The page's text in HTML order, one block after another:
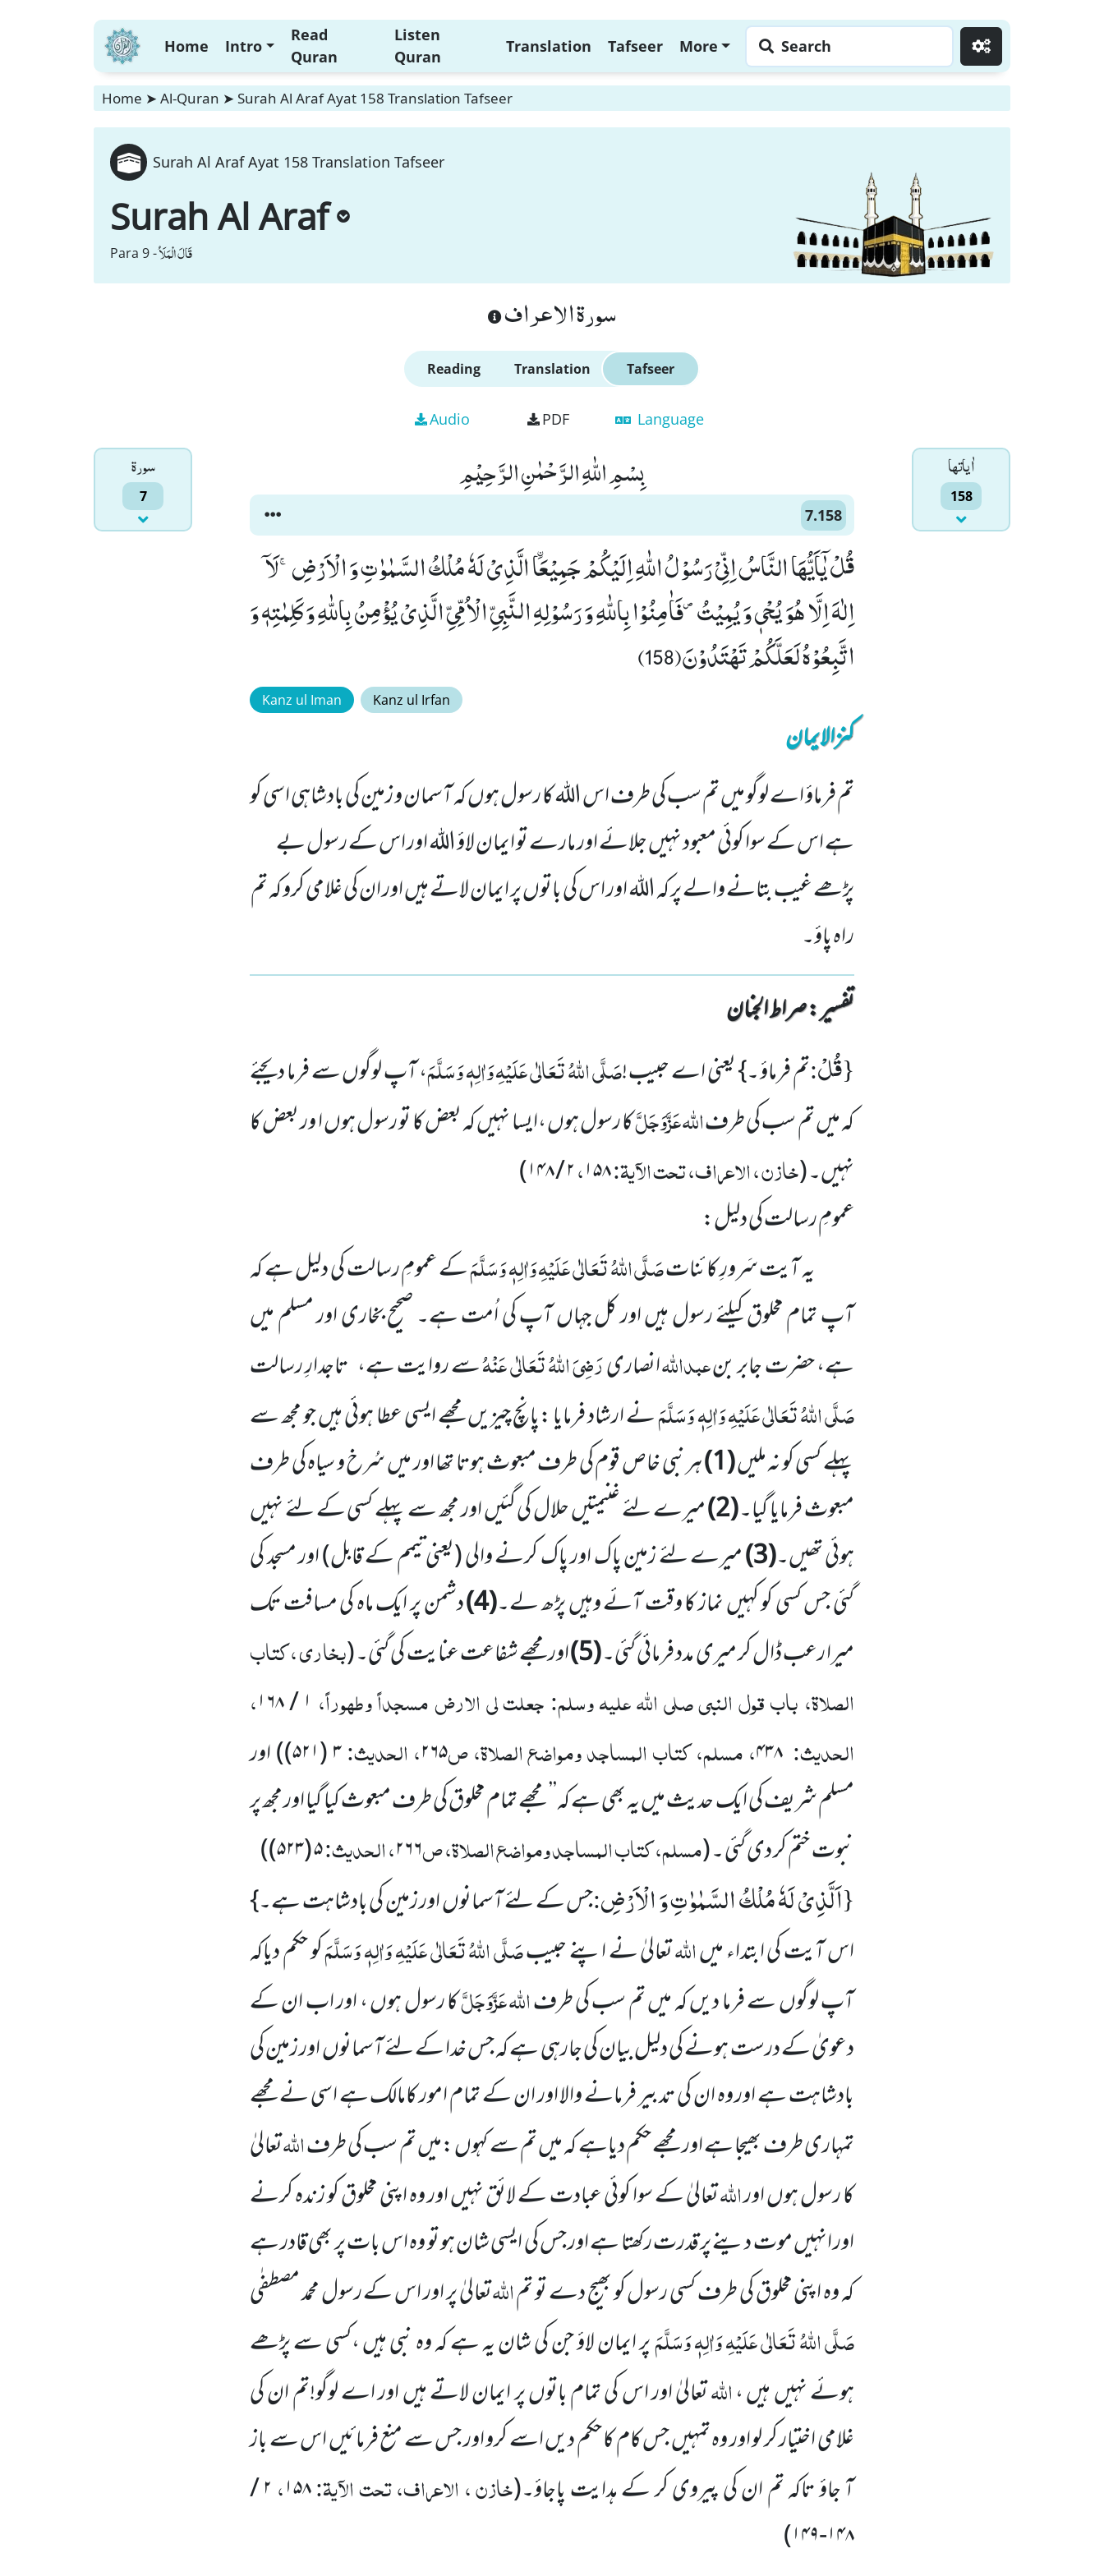
Home Intro
Read
Quran
Listen
Quran
Translation Tafseer More Search
Home ➤ Al-Quran ➤ Surah Al Araf Ayat 158 Translation Tafseer
Surah Al Araf Ayat 158 Translation Tafseer
Surah Al Araf
Para 9 -قَالَ الْمَلَاُ
سورة الاعراف
Reading Translation Tafseer
Audio PDF Language
سورۃ
7
اٰياتها
158
بِسْمِ اللّٰهِ الرَّحْمٰنِ الرَّحِیْمِ
7.158
قُلْ یٰۤاَیُّهَا النَّاسُ اِنِّیْ رَسُوْلُ اللّٰهِ اِلَیْكُمْ جَمِیْعَاﰳ الَّذِیْ لَهٗ مُلْكُ السَّمٰوٰتِ وَ الْاَرْضِۚ-لَاۤ
اِلٰهَ اِلَّا هُوَ یُحْیٖ وَ یُمِیْتُ۪-فَاٰمِنُوْا بِاللّٰهِ وَ رَسُوْلِهِ النَّبِیِّ الْاُمِّیِّ الَّذِیْ یُؤْمِنُ بِاللّٰهِ وَ كَلِمٰتِهٖ وَ
اتَّبِعُوْهُ لَعَلَّكُمْ تَهْتَدُوْنَ(158)
Kanz ul Iman Kanz ul Irfan
کنزالایمان
تم فرماؤ اے لوگو میں تم سب کی طرف اس اللہ کا رسول ہوں کہ آسمان و زمین کی بادشاہی اسی کو
ہے اس کے سوا کوئی معبود نہیں جلائے اور مارے تو ایمان لاؤ اللہ اور اس کے رسول بے
پڑھے غیب بتانے والے پر کہ اللہ اور اس کی باتوں پر ایمان لاتے ہیں اور ان کی غلامی کرو کہ تم
راہ پاؤ۔
تفسیر : ‎صراط الجنان
{قُلْ:تم فرماؤ ۔} یعنی اے حبیب !صَلَّی اللہُ تَعَالٰی عَلَیْہِ وَاٰلِہٖ وَسَلَّمَ، آپ لوگوں سے فرما دیجئے
کہ میں تم سب کی طرفاللہعَزَّوَجَلَّکا رسول ہوں ،ایسا نہیں کہ بعض کا تو رسول ہوں ا ور بعض کا
نہیں۔(خازن ، الاعراف، تحت الآیۃ:۱۵۸،۲ / ۱۴۸
)
عمومِ رسالت کی دلیل:
یہ آیت سَرورِ کائناتصَلَّی اللہُ تَعَالٰی عَلَیْہِ وَاٰلِہٖ وَسَلَّمَکے عمومِ رسالت کی دلیل ہے کہ
آپ تمام مخلوق کیلئے رسول ہیں اور کل جہاں آپ کی اُمت ہے۔ صحیح بخاری اور مسلم میں
ہے، حضرت جابر بنعبداللہانصاریرَضِیَ اللہُ تَعَالٰی عَنْہُسے روایت ہے، تاجدارِ رسالت
صَلَّی اللہُ تَعَالٰی عَلَیْہِ وَاٰلِہٖ وَسَلَّمَنے ارشاد فرمایا :پانچ چیزیں مجھے ایسی عطا ہوئی ہیں جو مجھ سے
پہلے کسی کو نہ ملیں(1) ہر نبی خاص قوم کی طرف مبعوث ہوتا تھا اور میں سُرخ و سیاہ کی طرف
مبعوث فرمایا گیا۔(2) میرے لئے غنیمتیں حلال کی گئیں اور مجھ سے پہلے کسی کے لئے نہیں
ہوئی تھیں۔(3) میرے لئے زمین پاک اور پاک کرنے والی(یعنی تیمم کے قابل)اور مسجد کی
گئی جس کسی کو کہیں نماز کا وقت آئے وہیں پڑھ لے۔(4) دشمن پر ایک ماہ کی مسافت تک
میرا رعب ڈال کر میری مدد فرمائی گئی۔(5) اور مجھے شفاعت عنایت کی گئی۔(بخاری ، کتاب
الصلاۃ، باب قول النبی صلی اللہ علیہ وسلم: جعلت لی الارض مسجداً وطہوراً، ۱ / ۱۶۸
،
الحدیث: ۴۳۸، مسلم، کتاب المساجد ومواضع الصلاۃ، ص۲۶۵، الحدیث:۳(۵۲۱) )اور
مسلم شریف کی ایک حدیث میں یہ بھی ہے کہ’’ مجھے تمام مخلوق کی طرف مبعوث کیا گیا اور مجھ پر
نبوت ختم کر دی گئی ۔(مسلم، کتاب المساجد ومواضع الصلاۃ، ص۲۶۶، الحدیث:۵(۵۲۳) )
{اَلَّذِیْ لَهٗ مُلْكُ السَّمٰوٰتِ وَ الْاَرْضِ:جس کے لئے آسمانوں اور زمین کی بادشاہت ہے۔}
اس آیت کی ابتداء میںاللہتعالیٰ نے اپنے حبیبصَلَّی اللہُ تَعَالٰی عَلَیْہِ وَاٰلِہٖ وَسَلَّمَکو حکم دیاکہ
آپ لوگوں سے فرما دیں کہ میں تم سب کی طرفاللہ عَزَّوَجَلَّکا رسول ہوں ، اور اب ان کے
دعویٰ کے درست ہونے کی دلیل بیان کی جارہی ہے کہ جس خدا کے لئے آسمانوں اور زمین کی
بادشاہت ہے اور وہ ان کی تدبیر فرمانے والا اور ان کے تمام امور کامالک ہے اسی نے مجھے
تمہاری طرف بھیجا ہے اور مجھے حکم دیاہے کہ میں تم سے کہوں :میں تم سب کی طرفاللہتعالیٰ
کا رسول ہوں اوراللہتعالیٰ کے سوا کوئی عبادت کے لائق نہیں اور وہ اپنی مخلوق کو زندہ کرنے
اور انہیں موت دینے پر قدرت رکھتا ہے اور جس کی ایسی شان ہو تو وہ اس بات پر بھی قادر ہے
کہ وہ اپنی مخلوق کی طرف کسی رسول کو بھیج دے تو تماللہتعالیٰ پر اور اس کے رسول محمد مصطفٰی
صَلَّی اللہُ تَعَالٰی عَلَیْہِ وَاٰلِہٖ وَسَلَّمَپر ایمان لاؤ جن کی شان یہ ہے کہ وہ نبی ہیں ،کسی سے پڑھے
ہوئے نہیں ہیں ،اللہتعالیٰ اور اس کی تمام باتوں پر ایمان لاتے ہیں اور اے لوگو!تم ان کی
غلامی اختیار کر لو اور وہ تمہیں جس کام کا حکم دیں اسے کرو اور جس سے منع فرمائیں اس سے باز
آ جاؤ تاکہ تم ان کی پیروی کر کے ہدایت پاجاؤ۔(خازن ، الاعراف، تحت الآیۃ:۱۵۸، ۲ /
۱۴۸-۱۴۹
)